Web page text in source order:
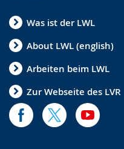
Was ist der LWL
About LWL (english)
Arbeiten beim LWL
Zur Webseite des LVR